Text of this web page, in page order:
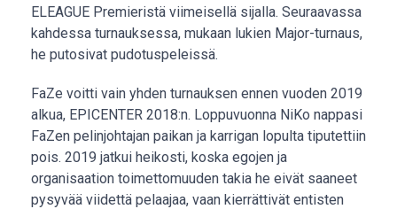
ELEAGUE Premieristä viimeisellä sijalla. Seuraavassa
kahdessa turnauksessa, mukaan lukien Major-turnaus,
he putosivat pudotuspeleissä.
FaZe voitti vain yhden turnauksen ennen vuoden 2019
alkua, EPICENTER 2018:n. Loppuvuonna NiKo nappasi
FaZen pelinjohtajan paikan ja karrigan lopulta tiputettiin
pois. 2019 jatkui heikosti, koska egojen ja
organisaation toimettomuuden takia he eivät saaneet
pysyvää viidettä pelaajaa, vaan kierrättivät entisten